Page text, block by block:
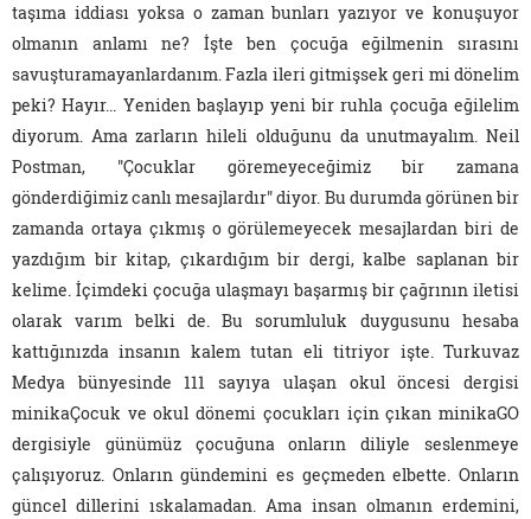
taşıma iddiası yoksa o zaman bunları yazıyor ve konuşuyor
olmanın anlamı ne? İşte ben çocuğa eğilmenin sırasını
savuşturamayanlardanım. Fazla ileri gitmişsek geri mi dönelim
peki? Hayır... Yeniden başlayıp yeni bir ruhla çocuğa eğilelim
diyorum. Ama zarların hileli olduğunu da unutmayalım. Neil
Postman, "Çocuklar göremeyeceğimiz bir zamana
gönderdiğimiz canlı mesajlardır" diyor. Bu durumda görünen bir
zamanda ortaya çıkmış o görülemeyecek mesajlardan biri de
yazdığım bir kitap, çıkardığım bir dergi, kalbe saplanan bir
kelime. İçimdeki çocuğa ulaşmayı başarmış bir çağrının iletisi
olarak varım belki de. Bu sorumluluk duygusunu hesaba
kattığınızda insanın kalem tutan eli titriyor işte. Turkuvaz
Medya bünyesinde 111 sayıya ulaşan okul öncesi dergisi
minikaÇocuk ve okul dönemi çocukları için çıkan minikaGO
dergisiyle günümüz çocuğuna onların diliyle seslenmeye
çalışıyoruz. Onların gündemini es geçmeden elbette. Onların
güncel dillerini ıskalamadan. Ama insan olmanın erdemini,